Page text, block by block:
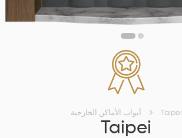
أبواب الأماكن الخارجية Taipei
Taipei